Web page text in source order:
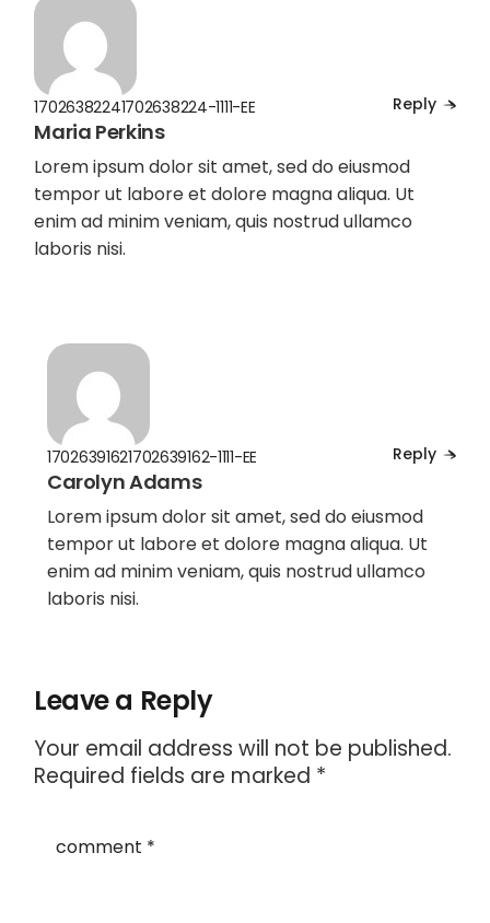
17026382241702638224-1111-EE
Maria Perkins
Reply
Lorem ipsum dolor sit amet, sed do eiusmod
tempor ut labore et dolore magna aliqua. Ut
enim ad minim veniam, quis nostrud ullamco
laboris nisi.
17026391621702639162-1111-EE
Carolyn Adams
Reply
Lorem ipsum dolor sit amet, sed do eiusmod
tempor ut labore et dolore magna aliqua. Ut
enim ad minim veniam, quis nostrud ullamco
laboris nisi.
Leave a Reply
Your email address will not be published.
Required fields are marked *